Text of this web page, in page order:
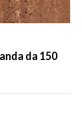
da 150